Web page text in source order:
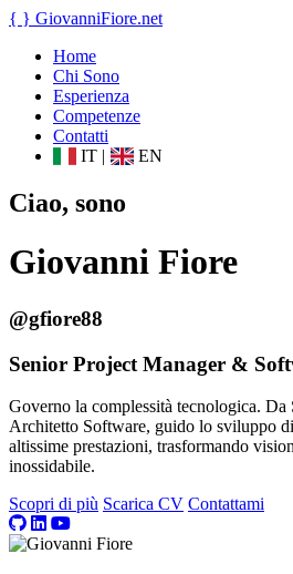
{ } GiovanniFiore.net
Home
Chi Sono
Esperienza
Competenze
Contatti
IT | EN
Ciao, sono
Giovanni Fiore
@gfiore88
Senior Project Manager &
Governo la complessità tecnologica. Da
Architetto Software, guido lo sviluppo
altissime prestazioni, trasformando
inossidabile.
Scopri di più Scarica CV Contattami